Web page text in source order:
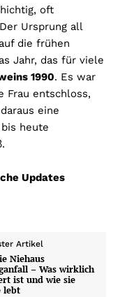
oft
Ursprung all
die frühen
Jahr, das für viele
1990. Es war
Frau entschloss,
eine
heute
Updates
Artikel
Niehaus
– Was wirklich
ist und wie sie
lebt